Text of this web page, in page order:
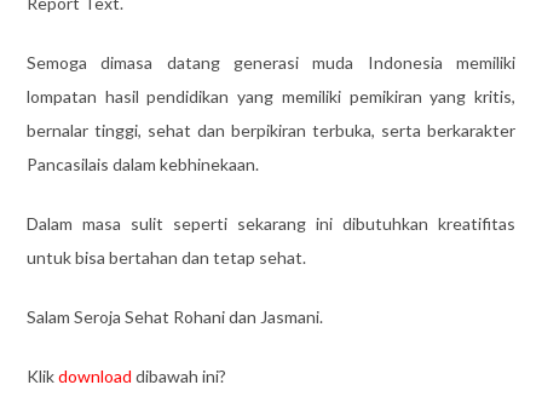
Semoga dimasa datang generasi muda Indonesia memiliki
lompatan hasil pendidikan yang memiliki pemikiran yang kritis,
bernalar tinggi, sehat dan berpikiran terbuka, serta berkarakter
Pancasilais dalam kebhinekaan.
Dalam masa sulit seperti sekarang ini dibutuhkan kreatifitas
untuk bisa bertahan dan tetap sehat.
Salam Seroja Sehat Rohani dan Jasmani.
Klikdownload dibawah ini?